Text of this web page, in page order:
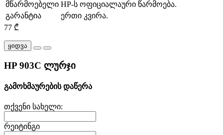
მწარმოებელი HP-ს ოფიციალაური წარმოება.
გარანტია
ერთი კვირა.
77 ₾
ყიდვა
HP 903C ლურჯი
გამოხმაურების დაწერა
თქვენი სახელი:
რეიტინგი